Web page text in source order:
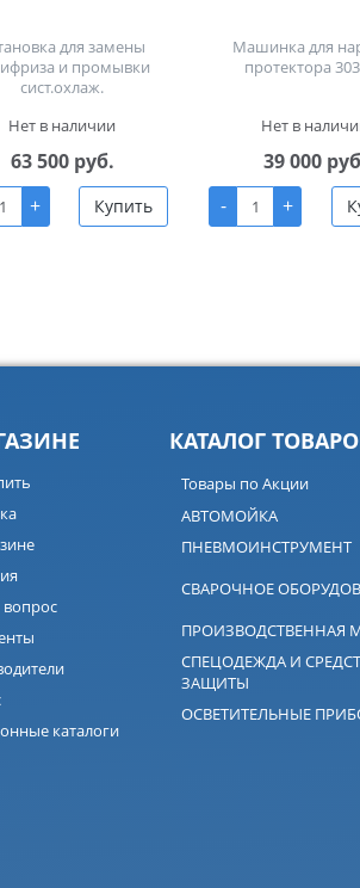
для замены
и промывки
сист.охлаж.
Нет в наличии
63 500 руб.
+ Купить
Машинка для
протектора
Нет в
39 000
-
+
вопрос
каталоги
КАТАЛОГ
Товары по Акции
АВТОМОЙКА
ПНЕВМОИНСТРУМЕНТ
СВАРОЧНОЕ
ПРОИЗВОДСТВЕННАЯ
СПЕЦОДЕЖДА И
ЗАЩИТЫ
ОСВЕТИТЕЛЬНЫЕ